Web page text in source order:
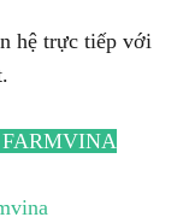
hệ trực tiếp với